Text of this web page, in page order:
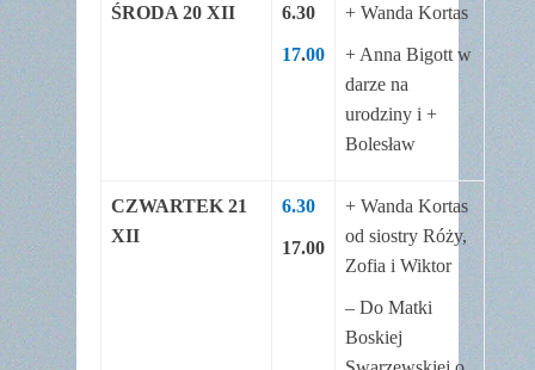
ŚRODA 20 XII 6.30
17.00
+ Wanda Kortas
+ Anna Bigott w
darze na
urodziny i +
Bolesław
CZWARTEK 21
XII
6.30
17.00
+ Wanda Kortas
od siostry Róży,
Zofia i Wiktor
– Do Matki
Boskiej